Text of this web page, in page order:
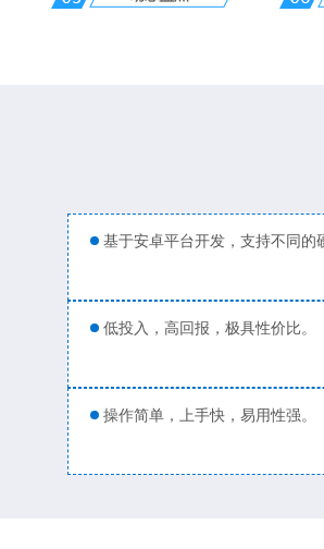
基于安卓平台开发，支持不同的
低投入，高回报，极具性价比。
操作简单，上手快，易用性强。